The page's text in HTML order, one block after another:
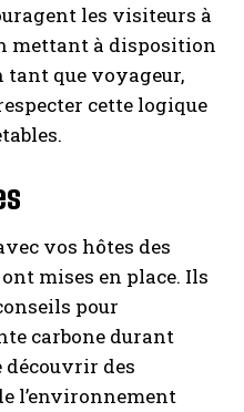
les visiteurs à
mettant à disposition
tant que voyageur,
cette logique
vos hôtes des
mises en place. Ils
pour
carbone durant
découvrir des
l’environnement